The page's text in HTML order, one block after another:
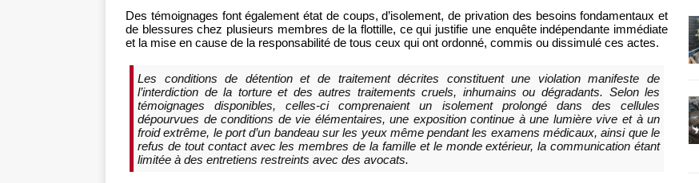
Des témoignages font également état de coups, d’isolement, de privation des besoins fondamentaux et
de blessures chez plusieurs membres de la flottille, ce qui justifie une enquête indépendante immédiate
et la mise en cause de la responsabilité de tous ceux qui ont ordonné, commis ou dissimulé ces actes.
Les conditions de détention et de traitement décrites constituent une violation manifeste de
l’interdiction de la torture et des autres traitements cruels, inhumains ou dégradants. Selon les
témoignages disponibles, celles-ci comprenaient un isolement prolongé dans des cellules
dépourvues de conditions de vie élémentaires, une exposition continue à une lumière vive et à un
froid extrême, le port d’un bandeau sur les yeux même pendant les examens médicaux, ainsi que le
refus de tout contact avec les membres de la famille et le monde extérieur, la communication étant
limitée à des entretiens restreints avec des avocats.